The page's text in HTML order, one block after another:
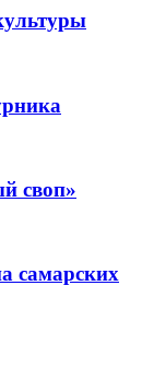
своп»
самарских